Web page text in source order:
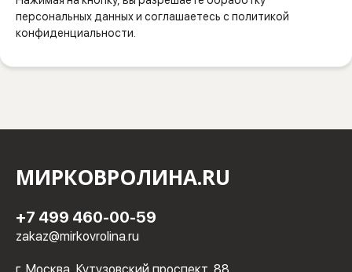
персональных данных и соглашаетесь с политикой
конфиденциальности.
МИРКОВРОЛИНА.RU
+7 499 460-00-59
zakaz@mirkovrolina.ru